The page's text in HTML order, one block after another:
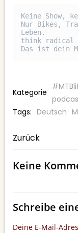
Keine Show,
Nur Bikes,
Leben.
think
Das ist dein
Kategorie
Tags: Deutsch
Zurück
Keine
Schreibe
Deine E-Mail-